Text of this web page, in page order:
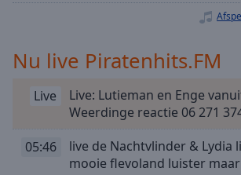
Chapters
descriptions
Nu live Piratenhits.FM
Live
Live: Lutieman en Enge
Weerdinge reactie 06 271
05:46
live de Nachtvlinder & Lydia
mooie flevoland luister